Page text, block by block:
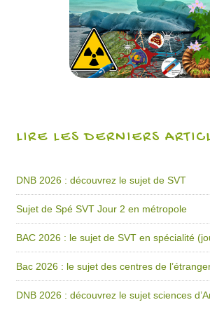
LIRE LES DERNIERS
DNB 2026 : découvrez le sujet de SVT
Sujet de Spé SVT Jour 2 en métropole
BAC 2026 : le sujet de SVT en spécialité
Bac 2026 : le sujet des centres de
DNB 2026 : découvrez le sujet sciences